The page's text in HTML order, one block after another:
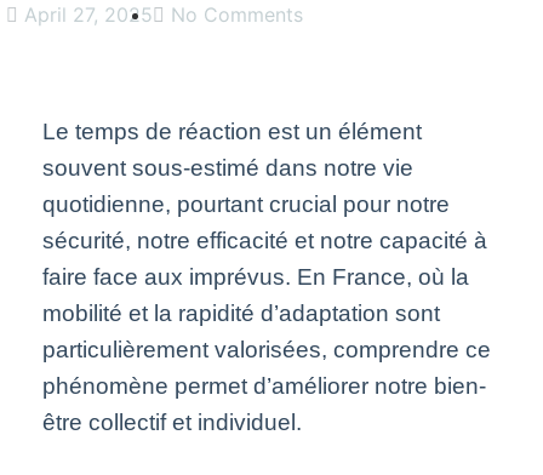
April 27, 2025 No Comments
Le temps de réaction est un élément
souvent sous-estimé dans notre vie
quotidienne, pourtant crucial pour notre
sécurité, notre efficacité et notre capacité à
faire face aux imprévus. En France, où la
mobilité et la rapidité d’adaptation sont
particulièrement valorisées, comprendre ce
phénomène permet d’améliorer notre bien-
être collectif et individuel.